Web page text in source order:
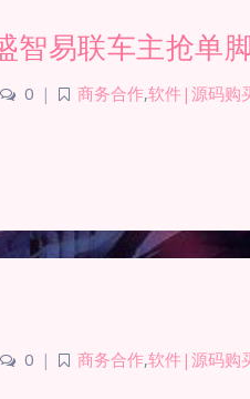
智易联车主抢单
0 | 商务合作,软件|源码购
0 | 商务合作,软件|源码购